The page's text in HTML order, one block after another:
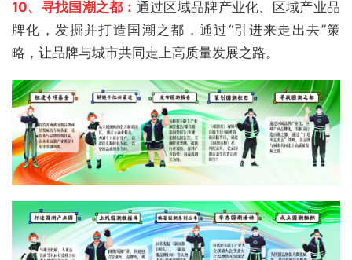
10、寻找国潮之都： 通过区域品牌产业化、区域产业品
牌化，发掘并打造国潮之都，通过“引进来走出去”策
略，让品牌与城市共同走上高质量发展之路。